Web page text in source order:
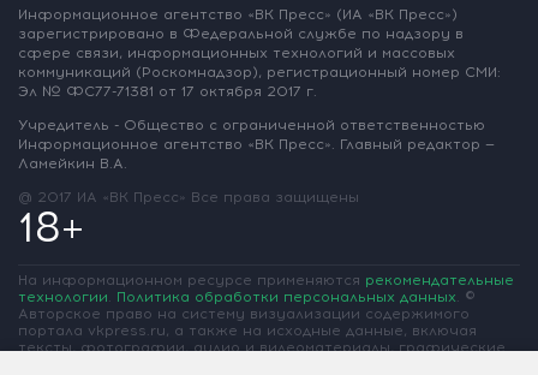
Информационное агентство «ВК Пресс» (ИА «ВК Пресс»)
зарегистрировано в Федеральной службе по надзору в
сфере связи, информационных технологий и массовых
коммуникаций (Роскомнадзор), регистрационный номер СМИ:
Эл № ФС77-71381 от 17 октября 2017 г.
Учредитель - Общество с ограниченной ответственностью
Информационное агентство «ВК Пресс». Главный редактор —
Ламейкин В.А.
@ 2017 ИА «ВК Пресс» Все права защищены
18+
На информационном ресурсе применяются рекомендательные
технологии. Политика обработки персональных данных. ©
Авторское право на систему визуализации содержимого
портала vkpress.ru, а также на исходные данные, включая
тексты, фотографии, аудио и видеоматериалы, графические